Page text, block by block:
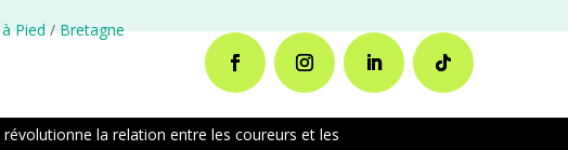
Pied/Bretagne
révolutionne la relation entre les coureurs et les